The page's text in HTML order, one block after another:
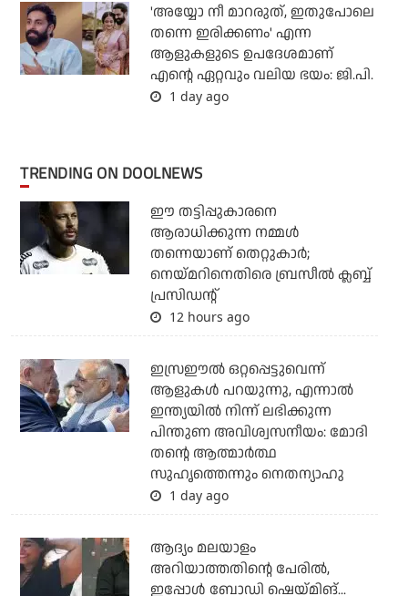
'അയ്യോ നീ മാറരുത്, ഇതുപോലെ
തന്നെ ഇരിക്കണം' എന്ന
ആളുകളുടെ ഉപദേശമാണ്
എന്റെ ഏറ്റവും വലിയ ഭയം: ജി.പി.
1 day ago
TRENDING ON DOOLNEWS
ഈ തട്ടിപ്പുകാരനെ
ആരാധിക്കുന്ന നമ്മള്‍
തന്നെയാണ് തെറ്റുകാര്‍;
നെയ്മറിനെതിരെ ബ്രസീല്‍ ക്ലബ്ബ്
പ്രസിഡന്റ്
12 hours ago
ഇസ്രഈല്‍ ഒറ്റപ്പെട്ടുവെന്ന്
ആളുകള്‍ പറയുന്നു, എന്നാല്‍
ഇന്ത്യയില്‍ നിന്ന് ലഭിക്കുന്ന
പിന്തുണ അവിശ്വസനീയം: മോദി
തന്റെ ആത്മാര്‍ത്ഥ
സുഹൃത്തെന്നും നെതന്യാഹു
1 day ago
ആദ്യം മലയാളം
അറിയാത്തതിന്റെ പേരില്‍,
ഇപ്പോള്‍ ബോഡി ഷെയ്മിങ്...